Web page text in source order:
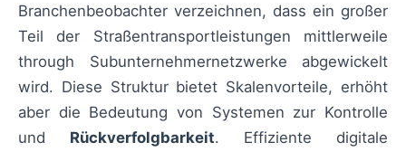
Branchenbeobachter verzeichnen, dass ein großer
Teil der Straßentransportleistungen mittlerweile
through Subunternehmernetzwerke abgewickelt
wird. Diese Struktur bietet Skalenvorteile, erhöht
aber die Bedeutung von Systemen zur Kontrolle
und Rückverfolgbarkeit. Effiziente digitale